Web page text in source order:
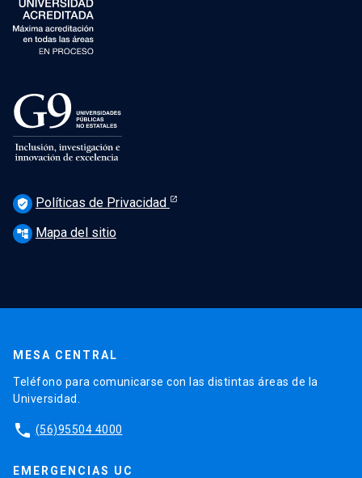
verified_user Políticas de Privacidad
account_tree Mapa del sitio
MESA CENTRAL
Teléfono para comunicarse con las distintas áreas de la
Universidad.
phone (56)95504 4000
EMERGENCIAS UC